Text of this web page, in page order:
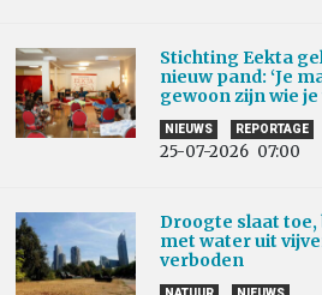
Stichting Eekta
nieuw pand: ‘Je
gewoon zijn wie je
NIEUWS REPORTAGE
25-07-2026 07:00
Droogte slaat
met water uit
verboden